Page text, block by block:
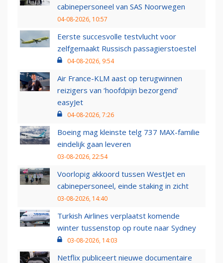
cabinepersoneel van SAS Noorwegen
04-08-2026, 10:57
Eerste succesvolle testvlucht voor
zelfgemaakt Russisch passagierstoestel
04-08-2026, 9:54
Air France-KLM aast op terugwinnen
reizigers van ‘hoofdpijn bezorgend’
easyJet
04-08-2026, 7:26
Boeing mag kleinste telg 737 MAX-familie
eindelijk gaan leveren
03-08-2026, 22:54
Voorlopig akkoord tussen WestJet en
cabinepersoneel, einde staking in zicht
03-08-2026, 14:40
Turkish Airlines verplaatst komende
winter tussenstop op route naar Sydney
03-08-2026, 14:03
Netflix publiceert nieuwe documentaire